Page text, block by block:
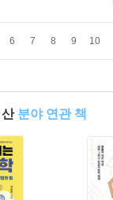
6 7 8 9 10
산 분야 연관 책